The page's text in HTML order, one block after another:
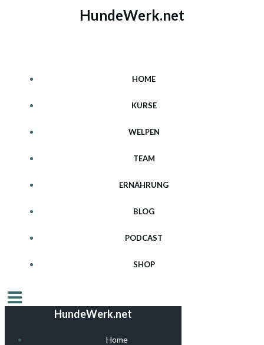
HundeWerk.net
HOME
KURSE
WELPEN
TEAM
ERNÄHRUNG
BLOG
PODCAST
SHOP
HundeWerk.net
Home